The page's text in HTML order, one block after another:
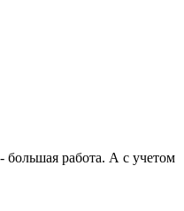
большая работа. А с учетом